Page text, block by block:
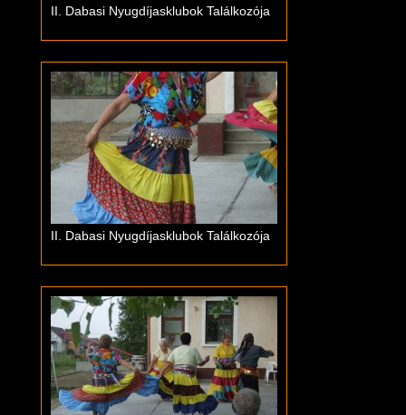
II. Dabasi Nyugdíjasklubok Találkozója
II. Dabasi Nyugdíjasklubok Találkozója